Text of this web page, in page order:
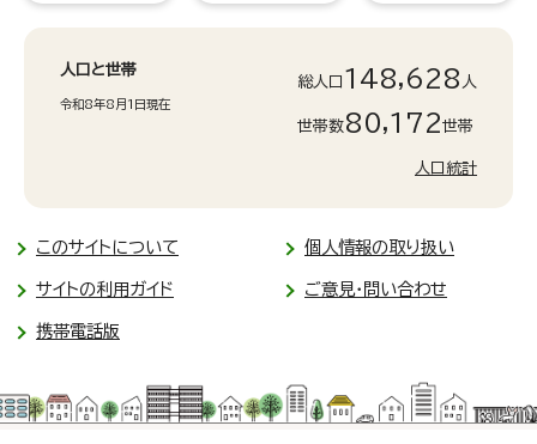
人口と世帯
令和8年8月1日現在
総人口 148,628 人
世帯数80,172世帯
人口統計
このサイトについて 個人情報の取り扱い
サイトの利用ガイド ご意見・問い合わせ
携帯電話版